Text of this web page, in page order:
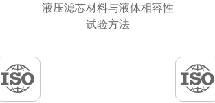
液压滤芯材料与液体相容性
试验方法